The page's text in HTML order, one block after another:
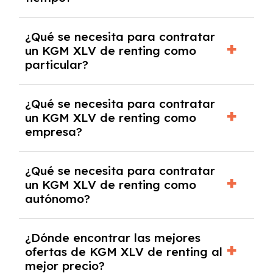
económica.
pero puede haber penalizaciones por
cancelación anticipada. Es importante revisar
las condiciones del contrato y hablar con un
experto que te asesore.
¿Qué se necesita para contratar
un KGM XLV de renting como
particular?
y, en algunos casos, una consulta de solvencia
crediticia y un pago inicial.
¿Qué se necesita para contratar
un KGM XLV de renting como
empresa?
documentación financiera y, en algunos
casos, un informe de solvencia de la empresa
y un pago inicial.
¿Qué se necesita para contratar
un KGM XLV de renting como
autónomo?
autónomos, justificante de ingresos y, en
algunos casos, un informe fiscal y un pago
inicial.
¿Dónde encontrar las mejores
ofertas de KGM XLV de renting al
mejor precio?